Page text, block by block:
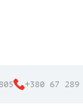
+380 67 289